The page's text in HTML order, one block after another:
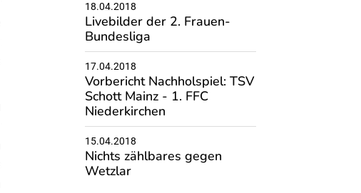
18.04.2018
Livebilder der 2. Frauen-
Bundesliga
17.04.2018
Vorbericht Nachholspiel: TSV
Schott Mainz - 1. FFC
Niederkirchen
15.04.2018
Nichts zählbares gegen
Wetzlar